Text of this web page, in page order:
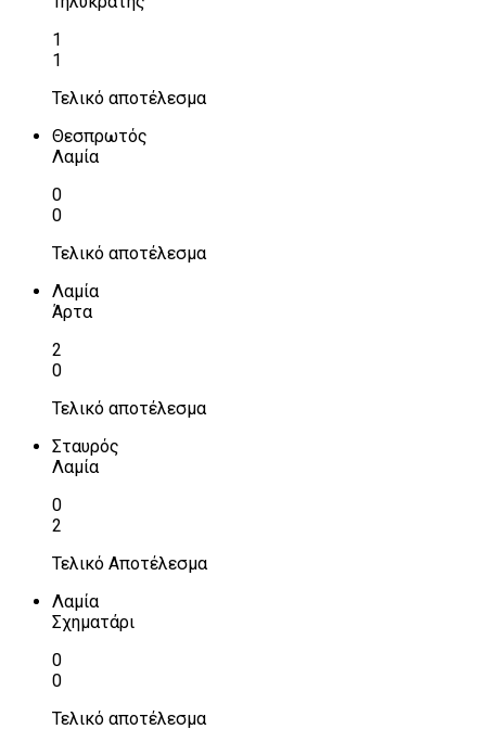
1
1
Τελικό αποτέλεσμα
Θεσπρωτός
Λαμία
0
0
Τελικό αποτέλεσμα
Λαμία
Άρτα
2
0
Τελικό αποτέλεσμα
Σταυρός
Λαμία
0
2
Τελικό Αποτέλεσμα
Λαμία
Σχηματάρι
0
0
Τελικό αποτέλεσμα